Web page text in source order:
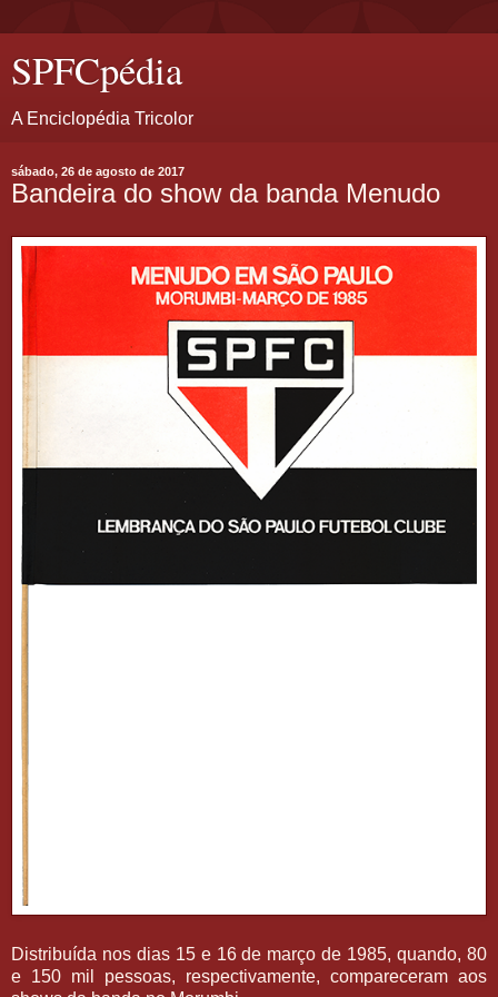
SPFCpédia
A Enciclopédia Tricolor
sábado, 26 de agosto de 2017
Bandeira do show da banda Menudo
Distribuída nos dias 15 e 16 de março de 1985, quando, 80
e 150 mil pessoas, respectivamente, compareceram aos